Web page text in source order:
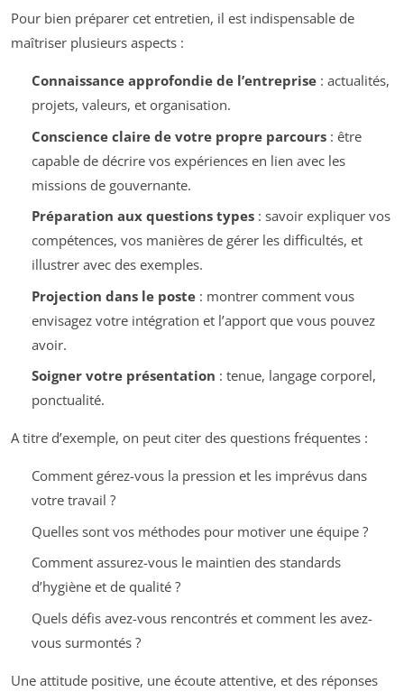
Pour bien préparer cet entretien, il est indispensable de
maîtriser plusieurs aspects :
Connaissance approfondie de l’entreprise: actualités,
projets, valeurs, et organisation.
Conscience claire de votre propre parcours: être
capable de décrire vos expériences en lien avec les
missions de gouvernante.
Préparation aux questions types: savoir expliquer vos
compétences, vos manières de gérer les difficultés, et
illustrer avec des exemples.
Projection dans le poste: montrer comment vous
envisagez votre intégration et l’apport que vous pouvez
avoir.
Soigner votre présentation : tenue, langage corporel,
ponctualité.
A titre d’exemple, on peut citer des questions fréquentes :
Comment gérez-vous la pression et les imprévus dans
votre travail ?
Quelles sont vos méthodes pour motiver une équipe ?
Comment assurez-vous le maintien des standards
d’hygiène et de qualité ?
Quels défis avez-vous rencontrés et comment les avez-
vous surmontés ?
Une attitude positive, une écoute attentive, et des réponses